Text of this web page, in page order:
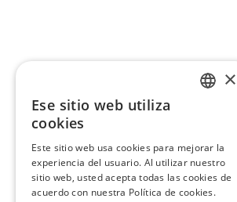
×
Ese sitio web utiliza
cookies
Este sitio web usa cookies para mejorar la
experiencia del usuario. Al utilizar nuestro
sitio web, usted acepta todas las cookies de
acuerdo con nuestra Política de cookies.